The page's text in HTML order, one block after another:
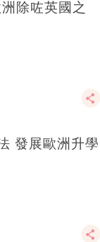
除咗英國之
發展歐洲升學